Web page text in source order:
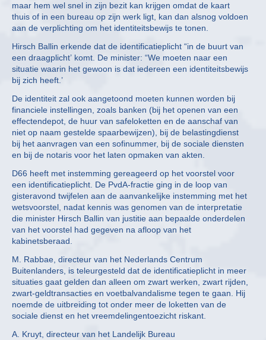
maar hem wel snel in zijn bezit kan krijgen omdat de kaart
thuis of in een bureau op zijn werk ligt, kan dan alsnog voldoen
aan de verplichting om het identiteitsbewijs te tonen.
Hirsch Ballin erkende dat de identificatieplicht “in de buurt van
een draagplicht’ komt. De minister: “We moeten naar een
situatie waarin het gewoon is dat iedereen een identiteitsbewijs
bij zich heeft.’
De identiteit zal ook aangetoond moeten kunnen worden bij
financiele instellingen, zoals banken (bij het openen van een
effectendepot, de huur van safeloketten en de aanschaf van
niet op naam gestelde spaarbewijzen), bij de belastingdienst
bij het aanvragen van een sofinummer, bij de sociale diensten
en bij de notaris voor het laten opmaken van akten.
D66 heeft met instemming gereageerd op het voorstel voor
een identificatieplicht. De PvdA-fractie ging in de loop van
gisteravond twijfelen aan de aanvankelijke instemming met het
wetsvoorstel, nadat kennis was genomen van de interpretatie
die minister Hirsch Ballin van justitie aan bepaalde onderdelen
van het voorstel had gegeven na afloop van het
kabinetsberaad.
M. Rabbae, directeur van het Nederlands Centrum
Buitenlanders, is teleurgesteld dat de identificatieplicht in meer
situaties gaat gelden dan alleen om zwart werken, zwart rijden,
zwart-geldtransacties en voetbalvandalisme tegen te gaan. Hij
noemde de uitbreiding tot onder meer de loketten van de
sociale dienst en het vreemdelingentoezicht riskant.
A. Kruyt, directeur van het Landelijk Bureau